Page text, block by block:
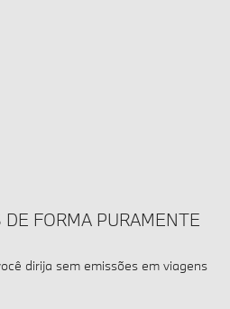
FORMA PURAMENTE
dirija sem emissões em viagens